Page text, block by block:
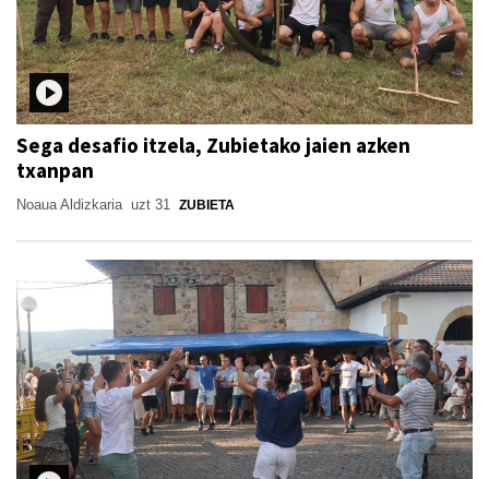
Sega desafio itzela, Zubietako jaien azken
txanpan
Noaua Aldizkaria uzt 31 ZUBIETA